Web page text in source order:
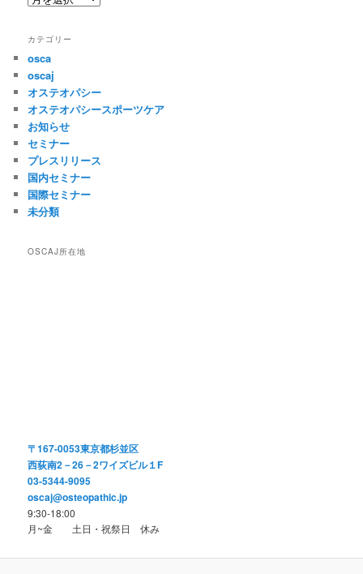
イ
ブ
カテゴリー
osca
oscaj
オステオパシー
オステオパシースポーツケア
お知らせ
セミナー
プレスリリース
国内セミナー
国際セミナー
未分類
OSCAJ所在地
〒167-0053東京都杉並区
西荻南2－26－2ワイズビル１F
03-5344-9095
oscaj@osteopathic.jp
9:30-18:00
月~金 土日・祝祭日 休み